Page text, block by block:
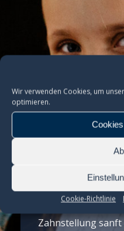
Wir verwenden Cookies, um
optimieren.
Cookie-Richtlinie
Eine
(Invisalign/
der nahezu
Zahnstellung